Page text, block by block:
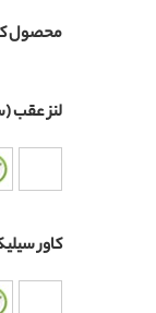
محصول
لنز عقب
کاور